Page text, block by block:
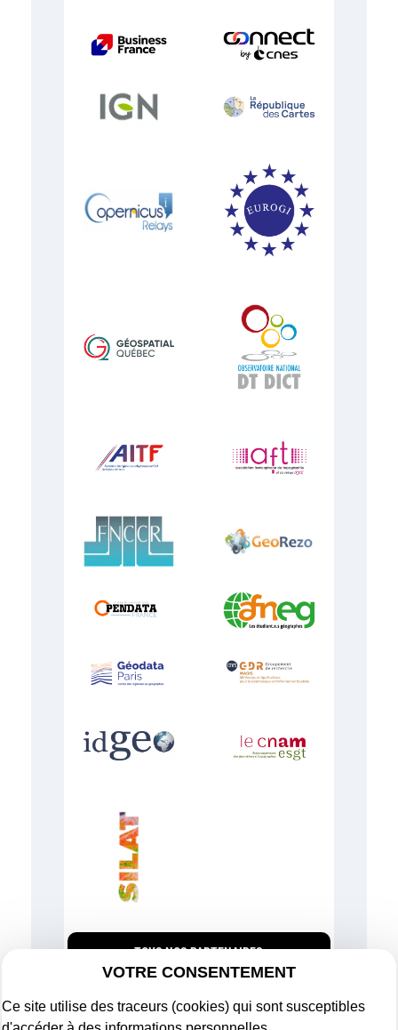
TOUS NOS PARTENAIRES
VOTRE CONSENTEMENT
Ce site utilise des traceurs (cookies) qui sont susceptibles